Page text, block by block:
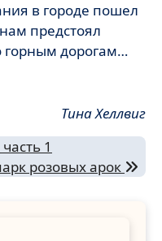
в городе пошел
предстоял
горным дорогам…
Тина Хеллвиг
1
розовых арок